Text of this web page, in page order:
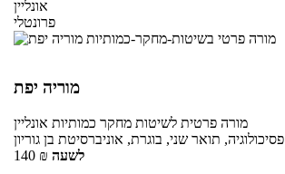
אונליין
פרונטלי
מוריה יפת
מורה פרטית לשיטות מחקר כמותיות אונליין
פסיכולוגיה, תואר שני, בוגרת, אוניברסיטת בן גוריון
140 ₪ לשעה